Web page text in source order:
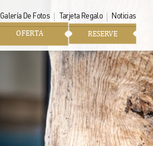
Galería De Fotos Tarjeta Regalo Noticias
RESERVE
OFERTA